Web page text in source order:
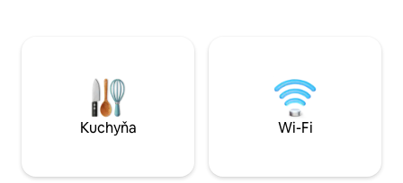
flores, frutales, pozos de agua, incluso
un pequeño bosque de arces…. CR-
samotným
Kuchyňa Wi-Fi